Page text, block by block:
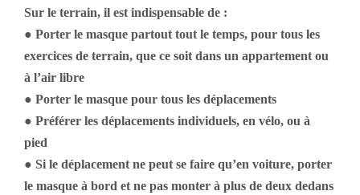
Sur le terrain, il est indispensable de :
● Porter le masque partout tout le temps, pour tous les
exercices de terrain, que ce soit dans un appartement ou
à l’air libre
● Porter le masque pour tous les déplacements
● Préférer les déplacements individuels, en vélo, ou à
pied
● Si le déplacement ne peut se faire qu’en voiture, porter
le masque à bord et ne pas monter à plus de deux dedans